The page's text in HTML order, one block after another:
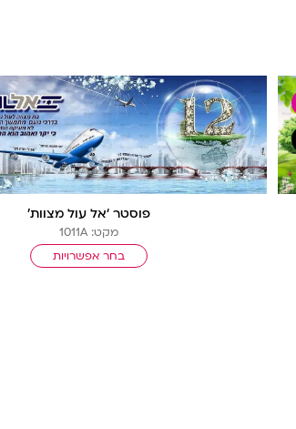
צפייה מהירה
פוסטר ‘אל עול מצוות’
מקט: 1011A
בחר אפשרויות